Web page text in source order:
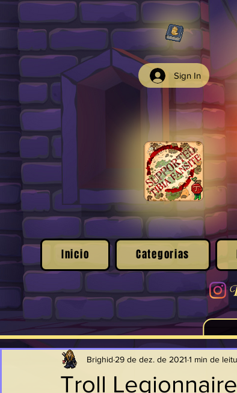
Sign In
Inicio Categorias
Troll Legionnaire
Brighid 29 de dez. de 2021 1 min de